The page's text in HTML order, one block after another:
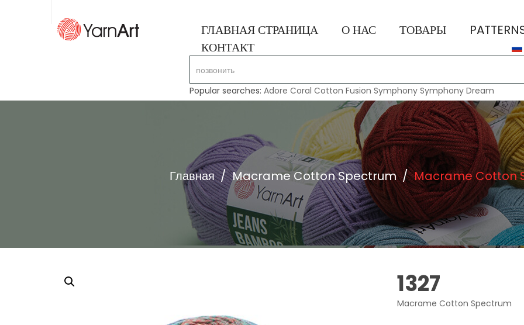
ГЛАВНАЯ СТРАНИЦА О НАС ТОВАРЫ
КОНТАКТ
Popular searches:Adore Coral Cotton Fusion Symphony Symphony Dream
Главная / Macrame Cotton Spectrum / Macrame Cotton
1327
Macrame Cotton Spectrum